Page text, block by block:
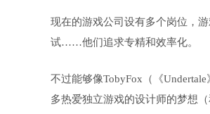
现在的游戏公司设有多个岗位，
试……他们追求专精和效率化。
不过能够像TobyFox（《
多热爱独立游戏的设计师的梦想（